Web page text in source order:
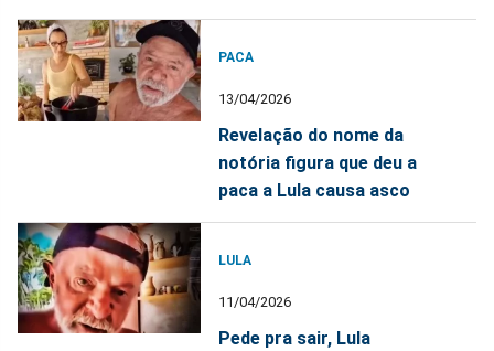
PACA
13/04/2026
Revelação do nome da
notória figura que deu a
paca a Lula causa asco
LULA
11/04/2026
Pede pra sair, Lula